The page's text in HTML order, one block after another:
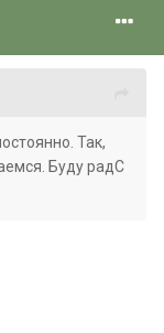
Так,
Буду радС